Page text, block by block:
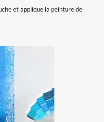
et applique la peinture de